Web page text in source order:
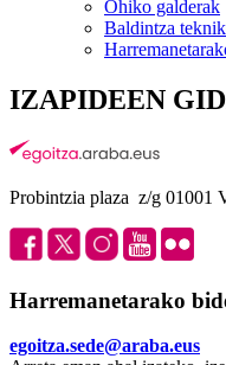
Ohiko galderak
Baldintza
IZAPIDEEN
Probintzia plaza z/g 01001
Harremanetarako
egoitza.sede@araba.eus